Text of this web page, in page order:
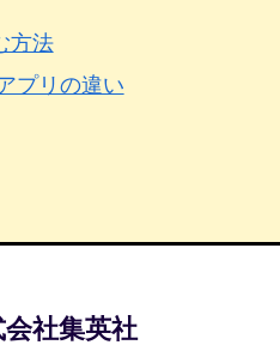
方法
プリの違い
社集英社